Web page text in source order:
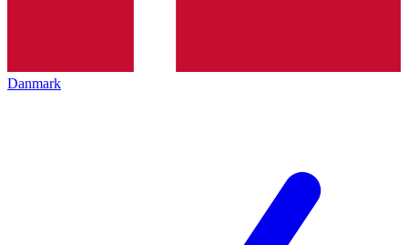
Danmark